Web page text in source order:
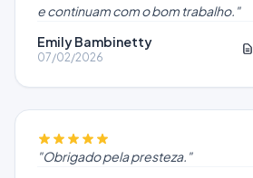
e continuam com o bom trabalho. "
Emily Bambinetty
07/02/2026
"Obrigado pela presteza. "